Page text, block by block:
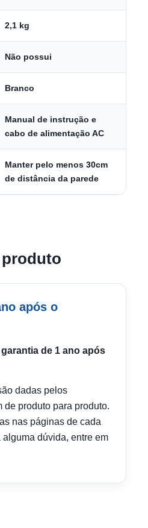
2,1 kg
Não possui
Branco
Manual de instrução e
cabo de alimentação AC
Manter pelo menos 30cm
de distância da parede
após o
garantia de 1 ano após
dadas pelos
de produto para produto.
nas páginas de cada
dúvida, entre em